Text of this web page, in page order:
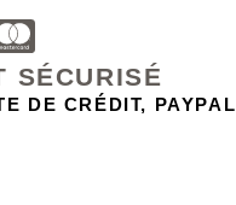
SÉCURISÉ
DE CRÉDIT, PAYPAL